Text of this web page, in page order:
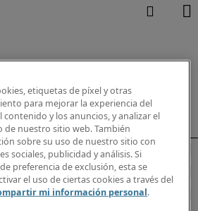
etiquetas de píxel y otras
para mejorar la experiencia del
contenido y los anuncios, y analizar el
nuestro sitio web. También
sobre su uso de nuestro sitio con
sociales, publicidad y análisis. Si
preferencia de exclusión, esta se
el uso de ciertas cookies a través del
mi información personal.